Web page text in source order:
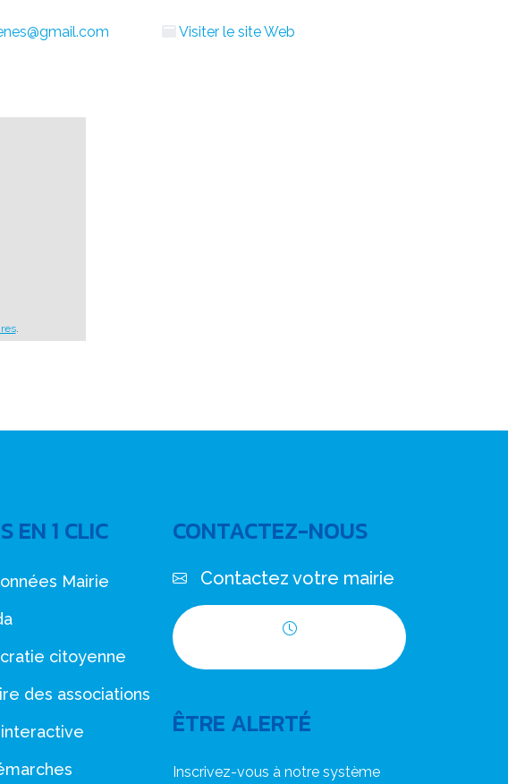
Visiter le site Web
.
EN 1 CLIC
Mairie
citoyenne
des associations
CONTACTEZ-NOUS
Contactez votre mairie
ÊTRE ALERTÉ
Inscrivez-vous à notre système